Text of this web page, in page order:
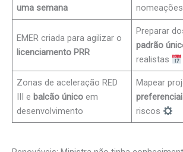
uma semana
EMER criada para agilizar o
licenciamento PRR
Preparar
padrão
realistas
Zonas de aceleração RED
III e balcão único em
desenvolvimento
Mapear
riscos